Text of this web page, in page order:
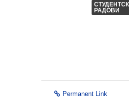
РАДОВИ
Permanent Link